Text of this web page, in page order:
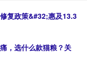
复政策&#32;惠及13.3
，选什么款猫粮？关